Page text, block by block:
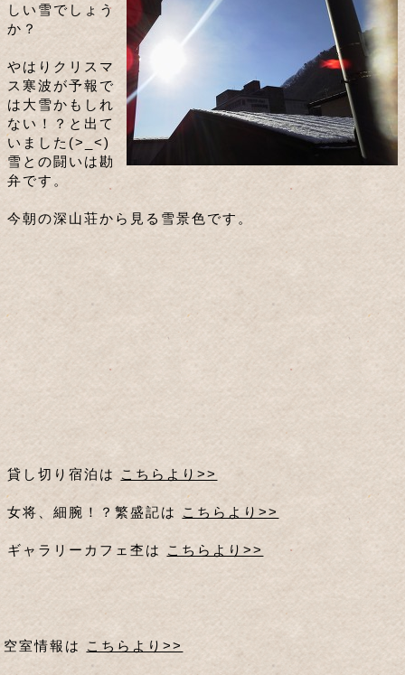
しい雪でしょう
か？
やはりクリスマ
ス寒波が予報で
は大雪かもしれ
ない！？と出て
いました(>_<)
雪との闘いは勘
弁です。
今朝の深山荘から見る雪景色です。
貸し切り宿泊は こちらより>>
女将、細腕！？繁盛記は こちらより>>
ギャラリーカフェ杢は こちらより>>
空室情報は こちらより>>